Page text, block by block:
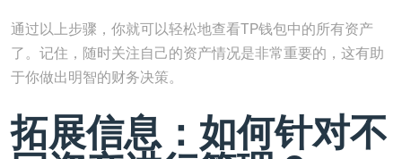
通过以上步骤，你就可以轻松地查看TP钱包中的所有资产
了。记住，随时关注自己的资产情况是非常重要的，这有助
于你做出明智的财务决策。
拓展信息：如何针对不